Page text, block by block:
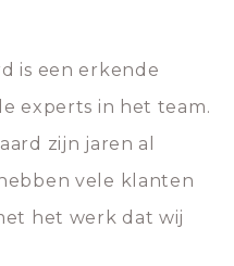
is een erkende
experts in het team.
zijn jaren al
vele klanten
het werk dat wij